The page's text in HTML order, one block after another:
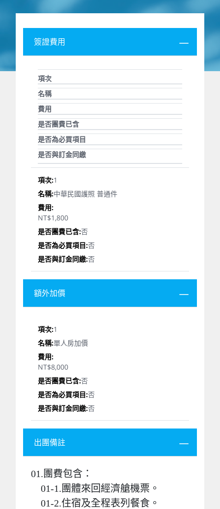
簽證費用
項次
名稱
費用
是否團費已含
是否為必買項目
是否與訂金同繳
1
中華民國護照 普通件
NT$1,800
否
否
否
額外加價
1
單人房加價
NT$8,000
否
否
否
出團備註
01.團費包含：
01-1.團體來回經濟艙機票。
01-2.住宿及全程表列餐食。